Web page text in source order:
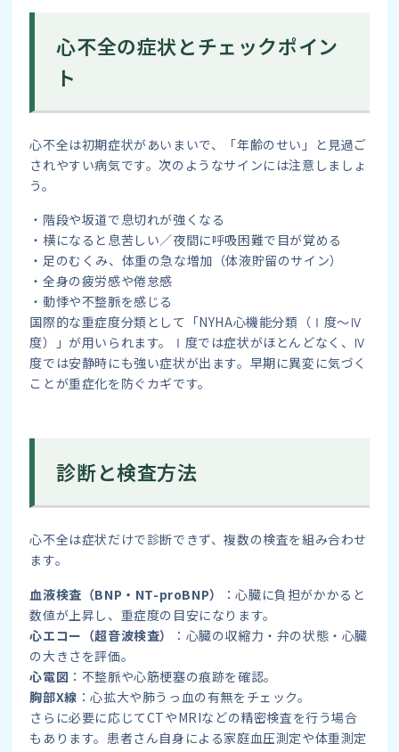
心不全の症状とチェックポイン
ト
心不全は初期症状があいまいで、「年齢のせい」と見過ご
されやすい病気です。次のようなサインには注意しましょ
う。
・階段や坂道で息切れが強くなる
・横になると息苦しい／夜間に呼吸困難で目が覚める
・足のむくみ、体重の急な増加（体液貯留のサイン）
・全身の疲労感や倦怠感
・動悸や不整脈を感じる
国際的な重症度分類として「NYHA心機能分類（Ⅰ度〜Ⅳ
度）」が用いられます。Ⅰ度では症状がほとんどなく、Ⅳ
度では安静時にも強い症状が出ます。早期に異変に気づく
ことが重症化を防ぐカギです。
診断と検査方法
心不全は症状だけで診断できず、複数の検査を組み合わせ
ます。
血液検査（BNP・NT-proBNP）
：心臓に負担がかかると
数値が上昇し、重症度の目安になります。
心エコー（超音波検査）
：心臓の収縮力・弁の状態・心臓
の大きさを評価。
心電図 ：不整脈や心筋梗塞の痕跡を確認。
胸部X線 ：心拡大や肺うっ血の有無をチェック。
さらに必要に応じてCTやMRIなどの精密検査を行う場合
もあります。患者さん自身による家庭血圧測定や体重測定